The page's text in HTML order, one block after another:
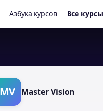
Азбука курсов Все курсы
MV Master Vision